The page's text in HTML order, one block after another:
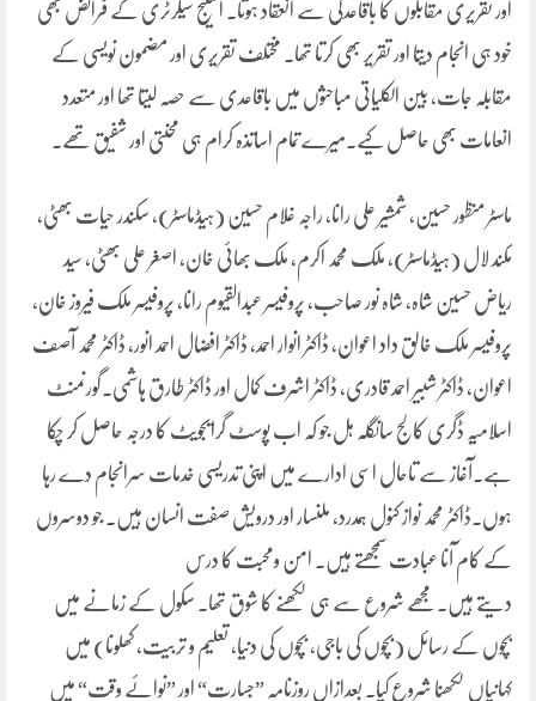
اور تقریری مقابلوں کا باقاعدگی سے انعقاد ہوتا۔ اسٹیج سیکرٹری کے فرائض بھی
خود ہی انجام دیتا اور تقریر بھی کرتا تھا۔ مختلف تقریری اور مضمون نویسی کے
مقابلہ جات، بین الکلیاتی مباحثوں میں باقاعدی سے حصہ لیتا تھا اور متعدد
انعامات بھی حاصل کیے۔میرے تمام اساتذہ کرام ہی محنتی اور شفیق تھے۔
ماسٹر منظور حسین، شمشیر علی رانا، راجہ غلام حسین (ہیڈماسٹر)، سکندر حیات بھٹی،
مکند لال (ہیڈماسٹر)، ملک محمد اکرم، ملک بھائی خان، اصغر علی بھٹی، سید
ریاض حسین شاہ، شاہ نور صاحب، پروفیسر عبدالقیوم رانا، پروفیسر ملک فیروز خان،
پروفیسر ملک خالق داد اعوان، ڈاکٹر انوار احمد، ڈاکٹر افضال احمد انور، ڈاکٹر محمد آصف
اعوان، ڈاکٹر شبیر احمد قادری، ڈاکٹر اشرف کمال اور ڈاکٹر طارق ہاشمی۔گورنمنٹ
اسلامیہ ڈگری کالج سانگلہ ہل جو کہ اب پوسٹ گرایجویٹ کا درجہ حاصل کر چکا
ہے۔آغاز سے تاحال اسی ادارے میں اپنی تدریسی خدمات سرانجام دے رہا
ہوں۔ڈاکٹر محمد نواز کنول ہمدرد، ملنسار اور درویش صفت انسان ہیں۔ جو دوسروں
کے کام آنا عبادت سمجھتے ہیں۔ امن ومحبت کا درس
دیتے ہیں۔مجھے شروع سے ہی لکھنے کا شوق تھا۔ سکول کے زمانے میں
بچوں کے رسائل (بچوں کی باجی، بچوں کی دنیا، تعلیم و تربیت، کھلونا) میں
کہانیاں لکھنا شروع کیا۔ بعدازاں روزنامہ ”جسارت“ اور ”نوائے وقت“ میں